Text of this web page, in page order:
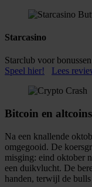
Starcasino
Starclub voor bonussen
Speel hier!
Lees
Bitcoin en
Na een knallende
omgegooid. De
misging: eind oktober
een duikvlucht. De
handen, terwijl de